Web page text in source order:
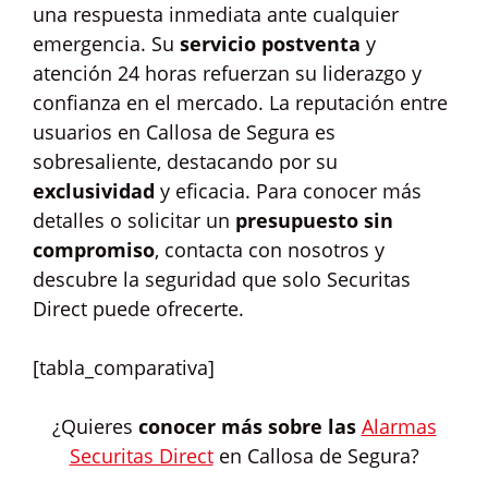
una respuesta inmediata ante cualquier
emergencia. Su servicio postventa y
atención 24 horas refuerzan su liderazgo y
confianza en el mercado. La reputación entre
usuarios en Callosa de Segura es
sobresaliente, destacando por su
exclusividad y eficacia. Para conocer más
detalles o solicitar un presupuesto sin
compromiso, contacta con nosotros y
descubre la seguridad que solo Securitas
Direct puede ofrecerte.
[tabla_comparativa]
¿Quieres conocer más sobre las Alarmas
Securitas Directen Callosa de Segura?